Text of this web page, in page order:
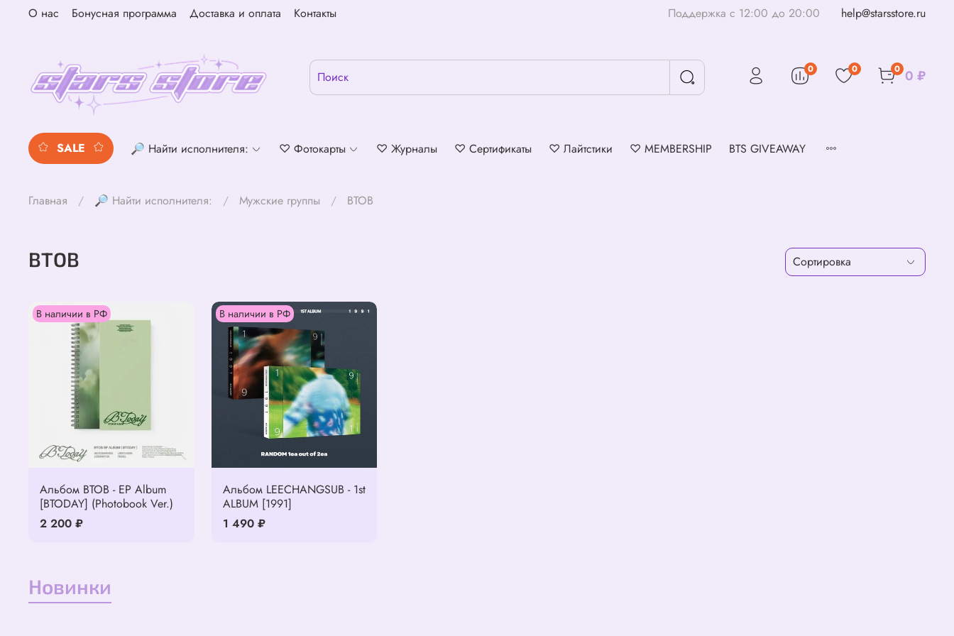
О нас Бонусная программа Доставка и оплата Контакты Поддержка с 12:00 до 20:00 help@starsstore.ru
0 0 0 0 ₽
SALE 🔎 Найти исполнителя: ♡ Фотокарты ♡ Журналы ♡ Сертификаты ♡ Лайтстики ♡ MEMBERSHIP BTS GIVEAWAY
Главная 🔎 Найти исполнителя: Мужские группы BTOB
BTOB
В наличии в РФ
Альбом BTOB - EP Album
[BTODAY] (Photobook Ver.)
2 200 ₽
В наличии в РФ
Альбом LEECHANGSUB - 1st
ALBUM [1991]
1 490 ₽
Новинки